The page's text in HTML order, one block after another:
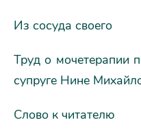
Из сосуда своего
Труд о мочетерапии
супруге Нине
Слово к читателю